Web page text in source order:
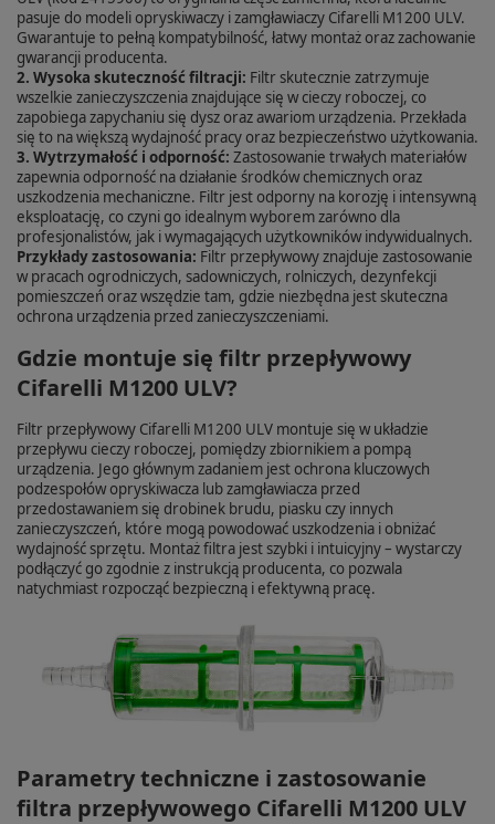
pasuje do modeli opryskiwaczy i zamgławiaczy Cifarelli M1200 ULV.
Gwarantuje to pełną kompatybilność, łatwy montaż oraz zachowanie
gwarancji producenta.
2. Wysoka skuteczność filtracji: Filtr skutecznie zatrzymuje
wszelkie zanieczyszczenia znajdujące się w cieczy roboczej, co
zapobiega zapychaniu się dysz oraz awariom urządzenia. Przekłada
się to na większą wydajność pracy oraz bezpieczeństwo użytkowania.
3. Wytrzymałość i odporność: Zastosowanie trwałych materiałów
zapewnia odporność na działanie środków chemicznych oraz
uszkodzenia mechaniczne. Filtr jest odporny na korozję i intensywną
eksploatację, co czyni go idealnym wyborem zarówno dla
profesjonalistów, jak i wymagających użytkowników indywidualnych.
Przykłady zastosowania: Filtr przepływowy znajduje zastosowanie
w pracach ogrodniczych, sadowniczych, rolniczych, dezynfekcji
pomieszczeń oraz wszędzie tam, gdzie niezbędna jest skuteczna
ochrona urządzenia przed zanieczyszczeniami.
Gdzie montuje się filtr przepływowy
Cifarelli M1200 ULV?
Filtr przepływowy Cifarelli M1200 ULV montuje się w układzie
przepływu cieczy roboczej, pomiędzy zbiornikiem a pompą
urządzenia. Jego głównym zadaniem jest ochrona kluczowych
podzespołów opryskiwacza lub zamgławiacza przed
przedostawaniem się drobinek brudu, piasku czy innych
zanieczyszczeń, które mogą powodować uszkodzenia i obniżać
wydajność sprzętu. Montaż filtra jest szybki i intuicyjny – wystarczy
podłączyć go zgodnie z instrukcją producenta, co pozwala
natychmiast rozpocząć bezpieczną i efektywną pracę.
Parametry techniczne i zastosowanie
filtra przepływowego Cifarelli M1200 ULV